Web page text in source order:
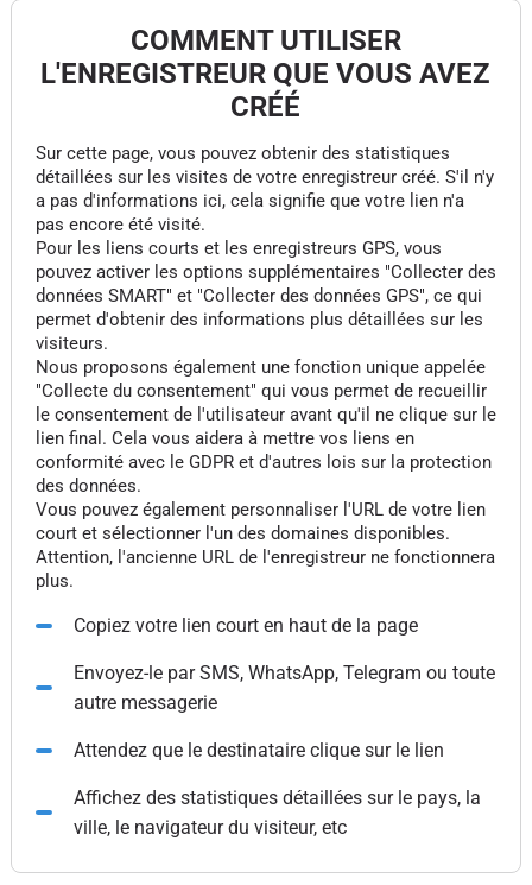
COMMENT UTILISER
L'ENREGISTREUR QUE VOUS AVEZ
CRÉÉ
Sur cette page, vous pouvez obtenir des statistiques
détaillées sur les visites de votre enregistreur créé. S'il n'y
a pas d'informations ici, cela signifie que votre lien n'a
pas encore été visité.
Pour les liens courts et les enregistreurs GPS, vous
pouvez activer les options supplémentaires "Collecter des
données SMART" et "Collecter des données GPS", ce qui
permet d'obtenir des informations plus détaillées sur les
visiteurs.
Nous proposons également une fonction unique appelée
"Collecte du consentement" qui vous permet de recueillir
le consentement de l'utilisateur avant qu'il ne clique sur le
lien final. Cela vous aidera à mettre vos liens en
conformité avec le GDPR et d'autres lois sur la protection
des données.
Vous pouvez également personnaliser l'URL de votre lien
court et sélectionner l'un des domaines disponibles.
Attention, l'ancienne URL de l'enregistreur ne fonctionnera
plus.
Copiez votre lien court en haut de la page
Envoyez-le par SMS, WhatsApp, Telegram ou toute
autre messagerie
Attendez que le destinataire clique sur le lien
Affichez des statistiques détaillées sur le pays, la
ville, le navigateur du visiteur, etc